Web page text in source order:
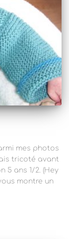
mes photos
tricoté avant
5 ans 1/2. (Hey
montre un